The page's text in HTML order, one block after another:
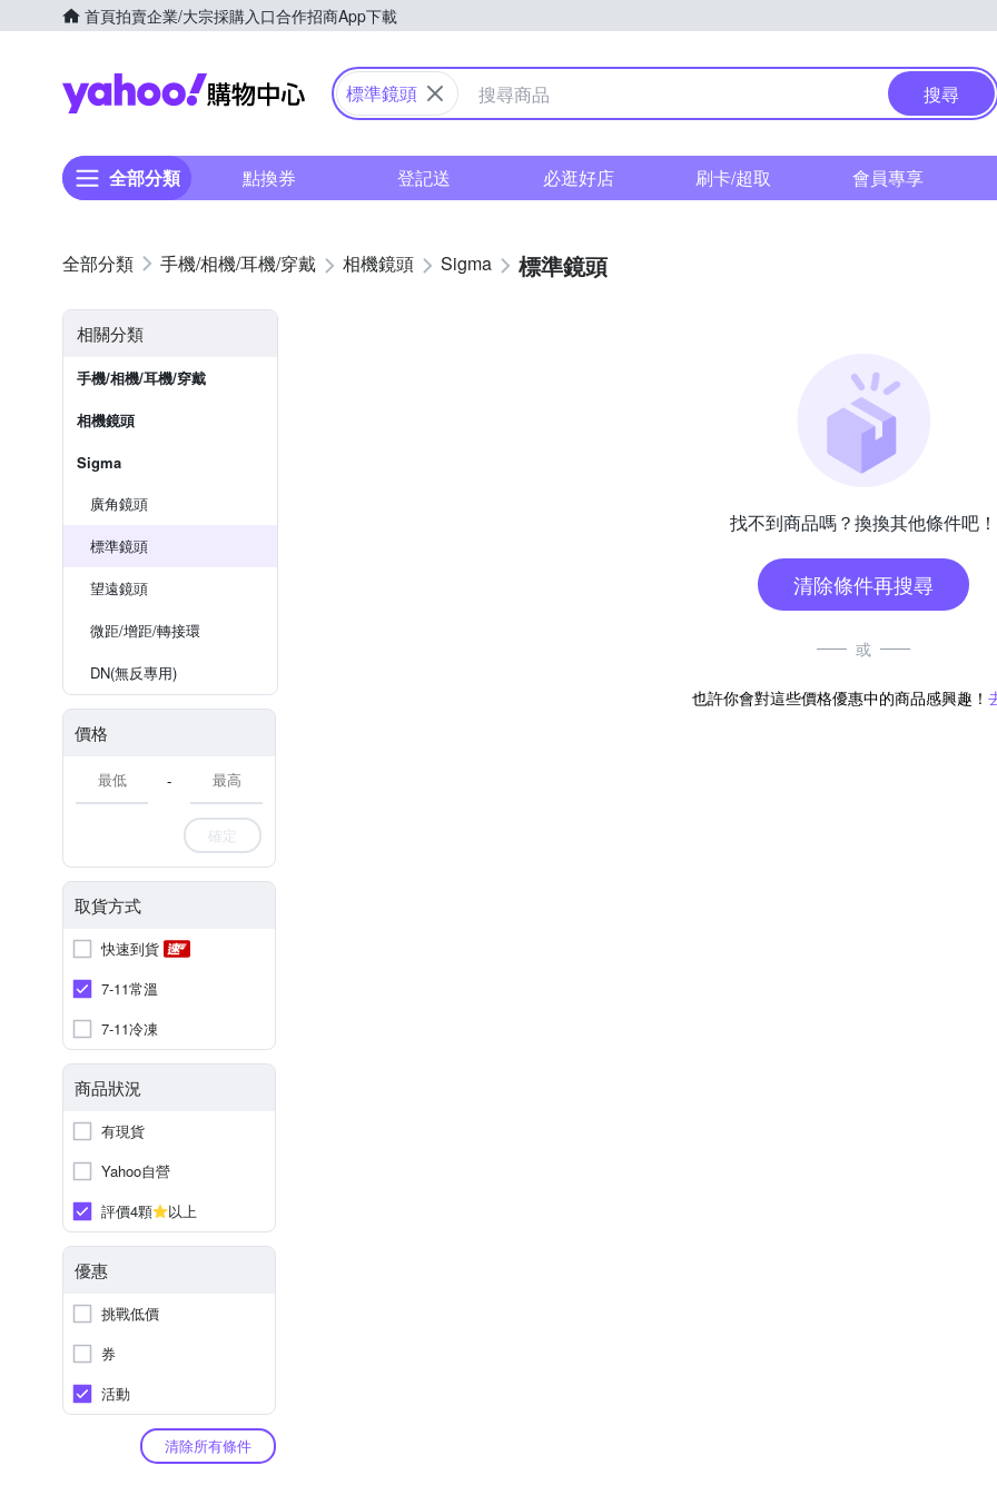
首頁拍賣企業/大宗採購入口合作招商App下載
Yahoo購物中心
標準鏡頭 搜尋
全部分類 點換券 登記送 必逛好店 刷卡/超取 會員專享
手機/相機/耳機/穿戴 相機鏡頭 Sigma 標準鏡頭
相關分類
手機/相機/耳機/穿戴
相機鏡頭
Sigma
廣角鏡頭
標準鏡頭
望遠鏡頭
微距/增距/轉接環
DN(無反專用)
價格
-
確定
取貨方式
快速到貨
7-11常溫
7-11冷凍
商品狀況
有現貨
Yahoo自營
評價4顆
以上
優惠
挑戰低價
券
活動
清除所有條件
找不到商品嗎？換換其他條件吧！
清除條件再搜尋
或
也許你會對這些價格優惠中的商品感興趣！